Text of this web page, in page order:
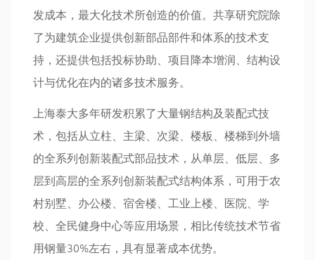
发成本，最大化技术所创造的价值。共享研究院除
了为建筑企业提供创新部品部件和体系的技术支
持，还提供包括投标协助、项目降本增润、结构设
计与优化在内的诸多技术服务。
上海泰大多年研发积累了大量钢结构及装配式技
术，包括从立柱、主梁、次梁、楼板、楼梯到外墙
的全系列创新装配式部品技术，从单层、低层、多
层到高层的全系列创新装配式结构体系，可用于农
村别墅、办公楼、宿舍楼、工业上楼、医院、学
校、全民健身中心等应用场景，相比传统技术节省
用钢量30%左右，具有显著成本优势。